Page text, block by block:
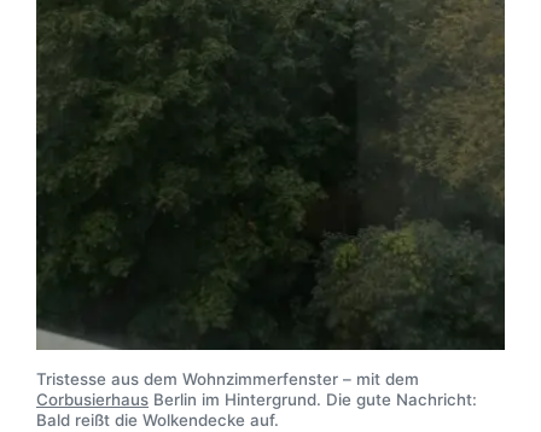
Tristesse aus dem Wohnzimmerfenster – mit dem
Corbusierhaus Berlin im Hintergrund. Die gute Nachricht:
Bald reißt die Wolkendecke auf.